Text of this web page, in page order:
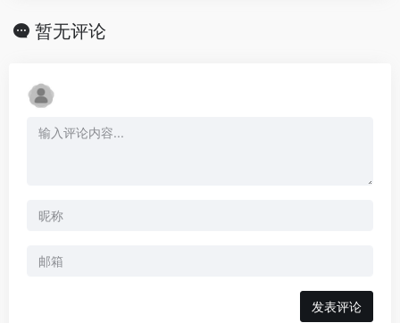
暂无评论
发表评论